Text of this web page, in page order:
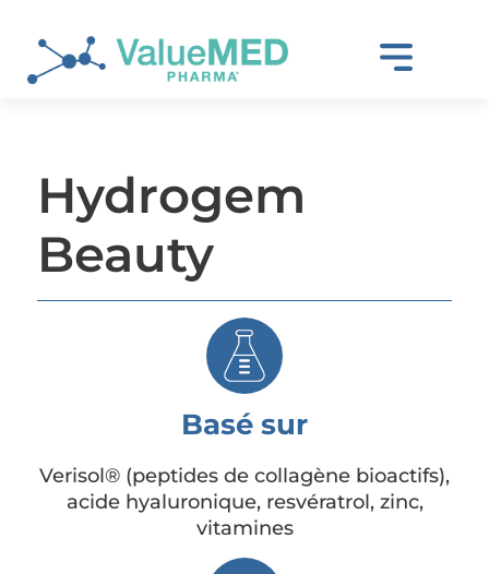
Hydrogem
Beauty
Basé sur
Verisol® (peptides de collagène bioactifs),
acide hyaluronique, resvératrol, zinc,
vitamines